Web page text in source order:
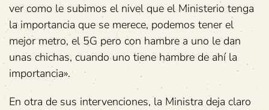
ver como le subimos el nivel que el Ministerio tenga
la importancia que se merece, podemos tener el
mejor metro, el 5G pero con hambre a uno le dan
unas chichas, cuando uno tiene hambre de ahí la
importancia».
En otra de sus intervenciones, la Ministra deja claro